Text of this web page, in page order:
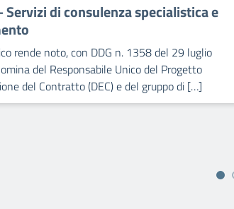
Servizi di consulenza specialistica e
rende noto, con DDG n. 1358 del 29 luglio
del Responsabile Unico del Progetto
del Contratto (DEC) e del gruppo di […]